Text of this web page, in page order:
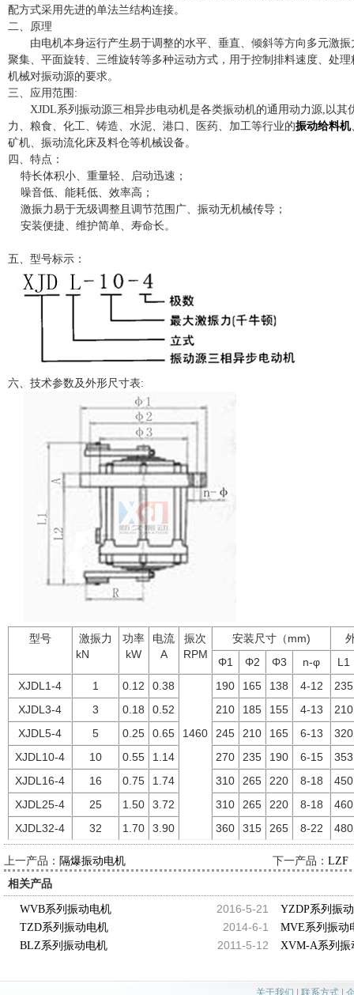
配方式采用先进的单法兰结构连接。
二、原理
由电机本身运行产生易于调整的水平、垂直、倾斜等方向多元激振
聚集、平面旋转、三维旋转等多种运动方式，用于控制排料速度、处
机械对振动源的要求。
三、应用范围:
XJDL系列振动源三相异步电动机是各类振动机的通用动力源,以其
力、粮食、化工、铸造、水泥、港口、医药、加工等行业的振动给料机
矿机、振动流化床及料仓等机械设备。
四、特点：
特长体积小、重量轻、启动迅速；
噪音低、能耗低、效率高；
激振力易于无级调整且调节范围广、振动无机械传导；
安装便捷、维护简单、寿命长。
五、型号标示：
六、 技术参数及外形尺寸表:
型号
激振力
kN
功率
kW
电流
A
振次
RPM
安装尺寸（mm)
Φ1
Φ2 Φ3 n-φ
L1
XJDL1-4
1 0.12 0.38
1460
190 165 138 4-12
235
XJDL3-4
3 0.18 0.52 210 185 155 4-13
210
XJDL5-4
5 0.25 0.65 245 210 165 6-13
320
XJDL10-4
10 0.55 1.14 270 235 190 6-15
353
XJDL16-4
16 0.75 1.74 310 265 220 8-18
450
XJDL25-4
25 1.50 3.72 310 265 220 8-18
460
XJDL32-4
32 1.70 3.90 360 315 265 8-22 480
上一产品： 隔爆振动电机 下一产品： LZF
相关产品
2016-5-21
WVB系列振动电机 YZDP系列振
2014-6-1
TZD系列振动电机 MVE系列振动
2011-5-12
BLZ系列振动电机 XVM-A系列振
关于我们 联系方式|